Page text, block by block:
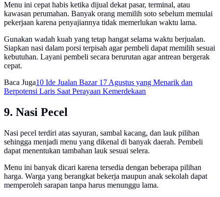
Menu ini cepat habis ketika dijual dekat pasar, terminal, atau
kawasan perumahan. Banyak orang memilih soto sebelum memulai
pekerjaan karena penyajiannya tidak memerlukan waktu lama.
Gunakan wadah kuah yang tetap hangat selama waktu berjualan.
Siapkan nasi dalam porsi terpisah agar pembeli dapat memilih sesuai
kebutuhan. Layani pembeli secara berurutan agar antrean bergerak
cepat.
Baca Juga10 Ide Jualan Bazar 17 Agustus yang Menarik dan
Berpotensi Laris Saat Perayaan Kemerdekaan
9. Nasi Pecel
Nasi pecel terdiri atas sayuran, sambal kacang, dan lauk pilihan
sehingga menjadi menu yang dikenal di banyak daerah. Pembeli
dapat menentukan tambahan lauk sesuai selera.
Menu ini banyak dicari karena tersedia dengan beberapa pilihan
harga. Warga yang berangkat bekerja maupun anak sekolah dapat
memperoleh sarapan tanpa harus menunggu lama.